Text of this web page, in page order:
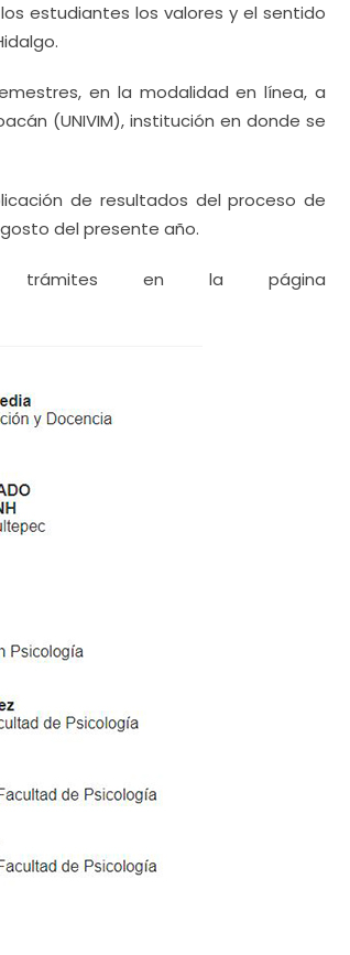
estudiantes los valores y el sentido
en la modalidad en línea, a
(UNIVIM), institución en donde se
de resultados del proceso de
del presente año.
trámites en la página